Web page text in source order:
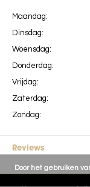
Maandag:
Dinsdag:
Woensdag:
Donderdag:
Vrijdag:
Zaterdag:
Zondag:
Reviews
Door het gebruiken